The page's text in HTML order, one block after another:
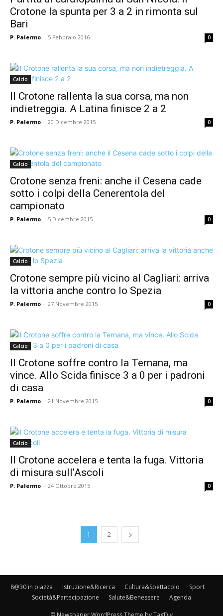
Crotone la spunta per 3 a 2 in rimonta sul
Bari
P. Palermo - 5 Febbraio 2016 0
Calcio
Il Crotone rallenta la sua corsa, ma non
indietreggia. A Latina finisce 2 a 2
P. Palermo - 20 Dicembre 2015 0
Calcio
Crotone senza freni: anche il Cesena cade
sotto i colpi della Cenerentola del
campionato
P. Palermo - 5 Dicembre 2015 0
Calcio
Crotone sempre più vicino al Cagliari: arriva
la vittoria anche contro lo Spezia
P. Palermo - 27 Novembre 2015 0
Calcio
Il Crotone soffre contro la Ternana, ma
vince. Allo Scida finisce 3 a 0 per i padroni
di casa
P. Palermo - 21 Novembre 2015 0
Calcio
Il Crotone accelera e tenta la fuga. Vittoria
di misura sull’Ascoli
P. Palermo - 24 Ottobre 2015 0
1 2
8@30 in piazza Istruzione&Ricerca Cultura&Spettacolo
Sport
Società&Partecipazione
Salute&Benessere Agenda